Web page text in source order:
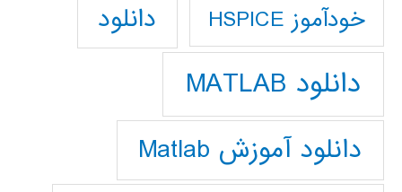
خودآموز HSPICE دانلود
دانلود MATLAB
دانلود آموزش Matlab